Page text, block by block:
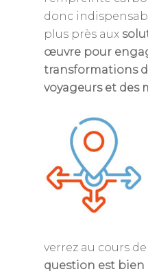
donc
plus près aux
œuvre pour
transformations
voyageurs et des
verrez au cours
question est bien